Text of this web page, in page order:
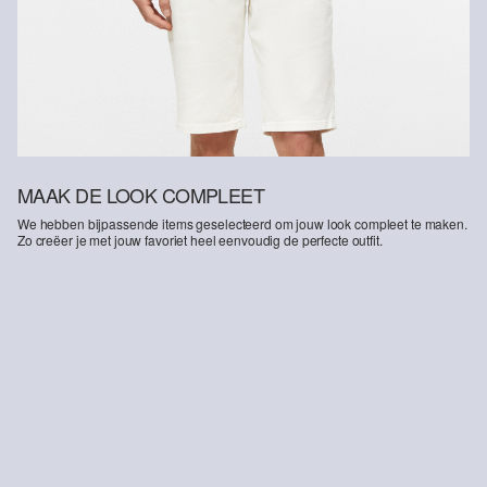
MAAK DE LOOK COMPLEET
We hebben bijpassende items geselecteerd om jouw look compleet te maken.
Zo creëer je met jouw favoriet heel eenvoudig de perfecte outfit.